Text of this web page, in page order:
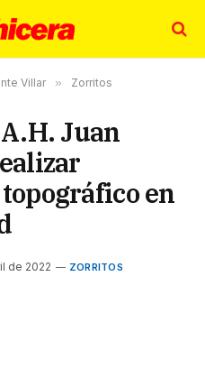
Villar » Zorritos
Juan
en
de 2022 ZORRITOS